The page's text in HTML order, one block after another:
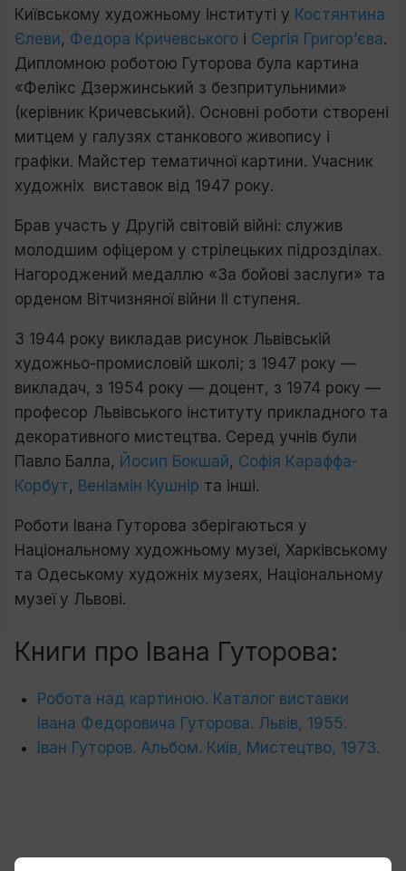
Київському художньому інституті у Костянтина
Єлеви, Федора Кричевського і Сергія Григор’єва.
Дипломною роботою Гуторова була картина
«Фелікс Дзержинський з безпритульними»
(керівник Кричевський). Основні роботи створені
митцем у галузях станкового живопису і
графіки. Майстер тематичної картини. Учасник
художніх виставок від 1947 року.
Брав участь у Другій світовій війні: служив
молодшим офіцером у стрілецьких підрозділах.
Нагороджений медаллю «За бойові заслуги» та
орденом Вітчизняної війни ІІ ступеня.
З 1944 року викладав рисунок Львівській
художньо-промисловій школі; з 1947 року —
викладач, з 1954 року — доцент, з 1974 року —
професор Львівського інституту прикладного та
декоративного мистецтва. Серед учнів були
Павло Балла, Йосип Бокшай, Софія Караффа-
Корбут, Веніамін Кушнір та інші.
Роботи Івана Гуторова зберігаються у
Національному художньому музеї, Харківському
та Одеському художніх музеях, Національному
музеї у Львові.
Книги про Івана Гуторова:
Робота над картиною. Каталог виставки
Івана Федоровича Гуторова. Львів, 1955.
Іван Гуторов. Альбом. Київ, Мистецтво, 1973.